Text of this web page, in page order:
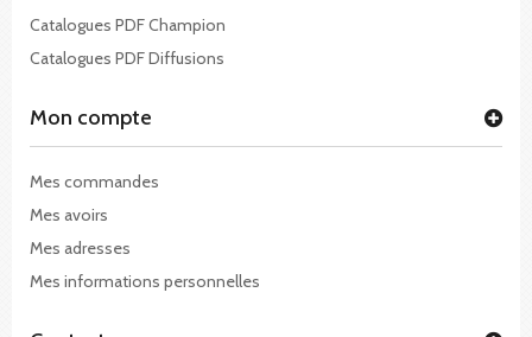
Catalogues PDF Champion
Catalogues PDF Diffusions
Mon compte
Mes commandes
Mes avoirs
Mes adresses
Mes informations personnelles